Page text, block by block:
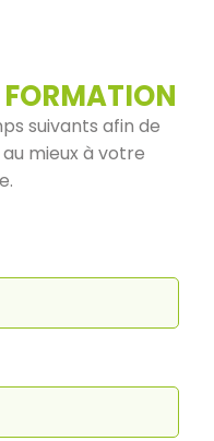
FORMATION
suivants afin de
mieux à votre